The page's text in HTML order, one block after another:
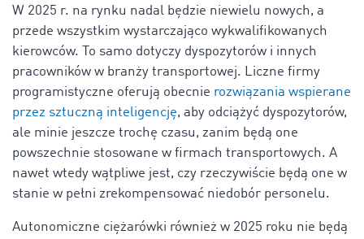
W 2025 r. na rynku nadal będzie niewielu nowych, a
przede wszystkim wystarczająco wykwalifikowanych
kierowców. To samo dotyczy dyspozytorów i innych
pracowników w branży transportowej. Liczne firmy
programistyczne oferują obecnie rozwiązania wspierane
przez sztuczną inteligencję, aby odciążyć dyspozytorów,
ale minie jeszcze trochę czasu, zanim będą one
powszechnie stosowane w firmach transportowych. A
nawet wtedy wątpliwe jest, czy rzeczywiście będą one w
stanie w pełni zrekompensować niedobór personelu.
Autonomiczne ciężarówki również w 2025 roku nie będą